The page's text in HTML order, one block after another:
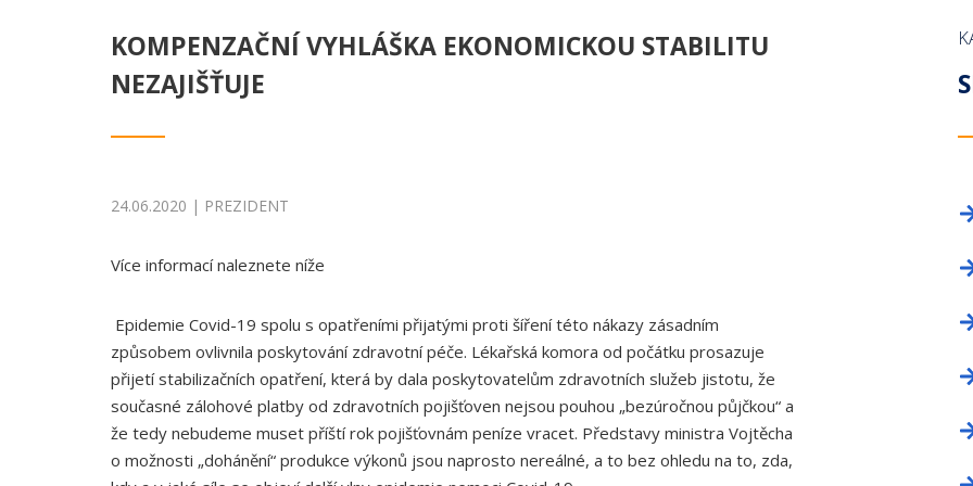
LICENČNÍ
ZAHRANIČNÍ
PROFESNÍ
DELEGÁTI SJEZDUKNIHOVNA ZDRAVOTNICKÉ LEGISLATIVY
KOMPENZAČNÍ VYHLÁŠKA EKONOMICKOU STABILITU
NEZAJIŠŤUJE
24.06.2020 | PREZIDENT
Více informací naleznete níže
Epidemie Covid-19 spolu s opatřeními přijatými proti šíření této nákazy zásadním
způsobem ovlivnila poskytování zdravotní péče. Lékařská komora od počátku prosazuje
přijetí stabilizačních opatření, která by dala poskytovatelům zdravotních služeb jistotu, že
současné zálohové platby od zdravotních pojišťoven nejsou pouhou „bezúročnou půjčkou“ a
že tedy nebudeme muset příští rok pojišťovnám peníze vracet. Představy ministra Vojtěcha
o možnosti „dohánění“ produkce výkonů jsou naprosto nereálné, a to bez ohledu na to, zda,